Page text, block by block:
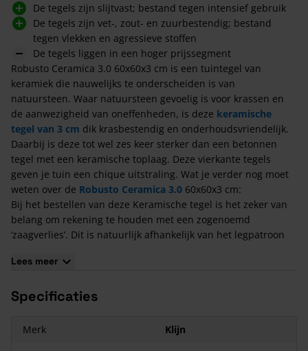
De tegels zijn slijtvast; bestand tegen intensief gebruik
De tegels zijn vet-, zout- en zuurbestendig; bestand
tegen vlekken en agressieve stoffen
De tegels liggen in een hoger prijssegment
Robusto Ceramica 3.0 60x60x3 cm is een tuintegel van
keramiek die nauwelijks te onderscheiden is van
natuursteen. Waar natuursteen gevoelig is voor krassen en
de aanwezigheid van oneffenheden, is deze keramische
tegel van 3 cm dik krasbestendig en onderhoudsvriendelijk.
Daarbij is deze tot wel zes keer sterker dan een betonnen
tegel met een keramische toplaag. Deze vierkante tegels
geven je tuin een chique uitstraling. Wat je verder nog moet
weten over de Robusto Ceramica 3.0 60x60x3 cm:
Bij het bestellen van deze Keramische tegel is het zeker van
belang om rekening te houden met een zogenoemd
‘zaagverlies’. Dit is natuurlijk afhankelijk van het legpatroon
bestellen. Lees hier meer over in ons
De tegel is kleurvast.
Houd bij het leggen van de Robusto Ceramica altijd rekening
Lees meer
Specificaties
Merk
Klijn